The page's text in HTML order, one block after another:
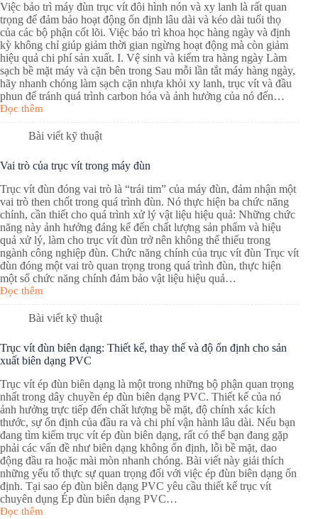
Việc bảo trì máy đùn trục vít đôi hình nón và xy lanh là rất quan
trọng để đảm bảo hoạt động ổn định lâu dài và kéo dài tuổi thọ
của các bộ phận cốt lõi. Việc bảo trì khoa học hàng ngày và định
kỳ không chỉ giúp giảm thời gian ngừng hoạt động mà còn giảm
hiệu quả chi phí sản xuất. I. Vệ sinh và kiểm tra hàng ngày Làm
sạch bề mặt máy và cặn bên trong Sau mỗi lần tắt máy hàng ngày,
hãy nhanh chóng làm sạch cặn nhựa khỏi xy lanh, trục vít và đầu
phun để tránh quá trình carbon hóa và ảnh hưởng của nó đến…
Đọc thêm
Bài viết kỹ thuật
Vai trò của trục vít trong máy đùn
Trục vít đùn đóng vai trò là “trái tim” của máy đùn, đảm nhận một
vai trò then chốt trong quá trình đùn. Nó thực hiện ba chức năng
chính, cần thiết cho quá trình xử lý vật liệu hiệu quả: Những chức
năng này ảnh hưởng đáng kể đến chất lượng sản phẩm và hiệu
quả xử lý, làm cho trục vít đùn trở nên không thể thiếu trong
ngành công nghiệp đùn. Chức năng chính của trục vít đùn Trục vít
đùn đóng một vai trò quan trọng trong quá trình đùn, thực hiện
một số chức năng chính đảm bảo vật liệu hiệu quả…
Đọc thêm
Bài viết kỹ thuật
Trục vít đùn biên dạng: Thiết kế, thay thế và độ ổn định cho sản
xuất biên dạng PVC
Trục vít ép đùn biên dạng là một trong những bộ phận quan trọng
nhất trong dây chuyền ép đùn biên dạng PVC. Thiết kế của nó
ảnh hưởng trực tiếp đến chất lượng bề mặt, độ chính xác kích
thước, sự ổn định của đầu ra và chi phí vận hành lâu dài. Nếu bạn
đang tìm kiếm trục vít ép đùn biên dạng, rất có thể bạn đang gặp
phải các vấn đề như biên dạng không ổn định, lỗi bề mặt, dao
động đầu ra hoặc mài mòn nhanh chóng. Bài viết này giải thích
những yếu tố thực sự quan trọng đối với việc ép đùn biên dạng ổn
định. Tại sao ép đùn biên dạng PVC yêu cầu thiết kế trục vít
chuyên dụng Ép đùn biên dạng PVC…
Đọc thêm